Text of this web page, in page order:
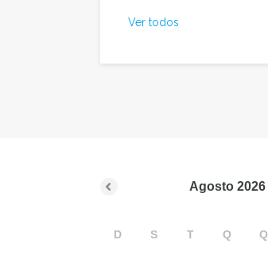
Ver todos
Agosto 2026
D S T Q Q